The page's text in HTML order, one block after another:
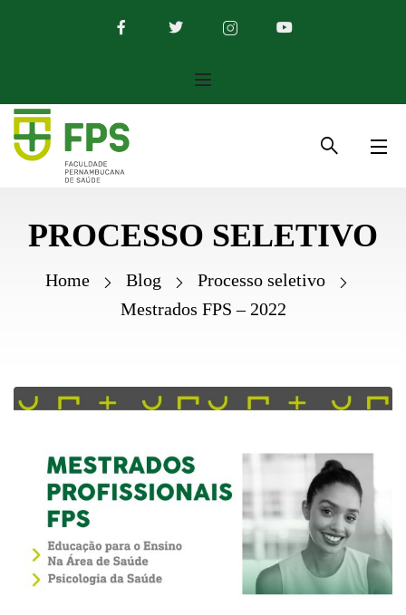
PROCESSO SELETIVO
Home Blog
Processo seletivo
Mestrados FPS – 2022